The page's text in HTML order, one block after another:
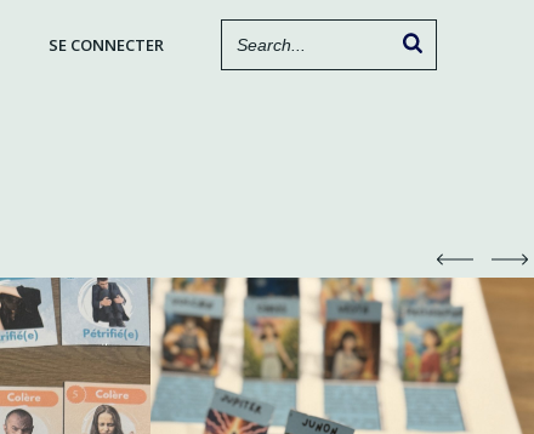
SE CONNECTER